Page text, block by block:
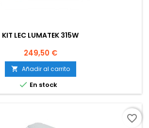
KIT LEC LUMATEK 315W
Precio
249,50 €
 Añadir al carrito
 En stock
favorite_border